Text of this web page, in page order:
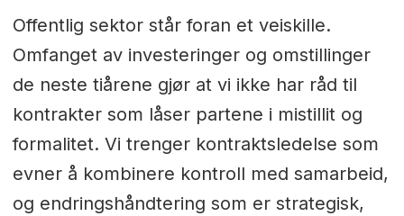
Offentlig sektor står foran et veiskille.
Omfanget av investeringer og omstillinger
de neste tiårene gjør at vi ikke har råd til
kontrakter som låser partene i mistillit og
formalitet. Vi trenger kontraktsledelse som
evner å kombinere kontroll med samarbeid,
og endringshåndtering som er strategisk,